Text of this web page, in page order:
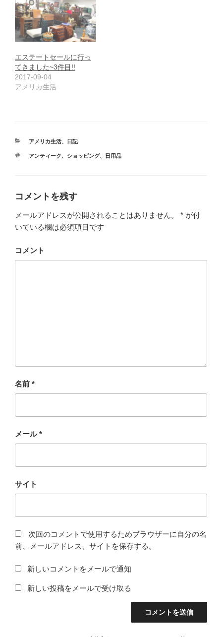
エステートセールに行っ
てきました~3件目!!
2017-09-04
アメリカ生活
カ
ゴ
アメリカ生活、 日記
タ
アンティーク、 ショッピング、 日用品
コメントを残す
メールアドレスが公開されることはありません。 * が付
いている欄は必須項目です
コメント
名前 *
メール*
サイト
次回のコメントで使用するためブラウザーに自分の名
前、メールアドレス、サイトを保存する。
新しいコメントをメールで通知
新しい投稿をメールで受け取る